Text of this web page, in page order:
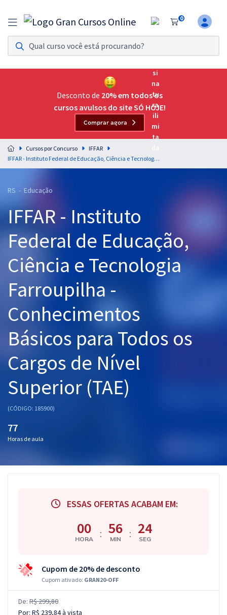
0
Assinatura Ilimitada 11
Acesso a todos os cursos. Teste grátis por 7 dias!
Assinatura OAB Até Passar
Acesso ilimitado a toda preparação para o Exame da
Residências Multiprofissionais
Preparação completa e intensiva para as principais
residências em saúde do Brasil
Cursos 20% OFF
Pós
Graduação
OAB
Mentorias
Questões grátis
Aprovados
Desconto de 20% em todos os
cursos avulsos do site SÓ HOJE!
Comprar agora
Cursos por Concurso
IFFAR
IFFAR - Instituto Federal de Educação, Ciência e Tecnologia Farroupilha - Conhecimentos Básicos para Todos os Cargos de Nível Superior (TAE)
RS - Educação
IFFAR - Instituto
Federal de Educação,
Ciência e Tecnologia
Farroupilha -
Conhecimentos
Básicos para Todos os
Cargos de Nível
Superior (TAE)
(CÓDIGO: 185900)
77
Horas de aula
ESSAS OFERTAS ACABAM EM:
00
HORA : 56
MIN : 23
SEG
Cupom de 20% de desconto
Cupom ativado: GRAN20-OFF
De: R$ 299,80
Por: R$ 239,84à vista